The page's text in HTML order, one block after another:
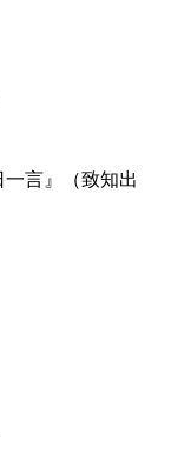
言』（致知出